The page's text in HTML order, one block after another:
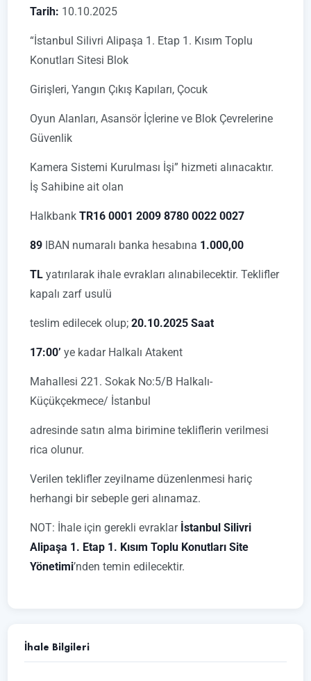
Tarih: 10.10.2025
“İstanbul Silivri Alipaşa 1. Etap 1. Kısım Toplu
Konutları Sitesi Blok
Girişleri, Yangın Çıkış Kapıları, Çocuk
Oyun Alanları, Asansör İçlerine ve Blok Çevrelerine
Güvenlik
Kamera Sistemi Kurulması İşi” hizmeti alınacaktır.
İş Sahibine ait olan
HalkbankTR16 0001 2009 8780 0022 0027
89 IBAN numaralı banka hesabına 1.000,00
TLyatırılarak ihale evrakları alınabilecektir. Teklifler
kapalı zarf usulü
teslim edilecek olup;20.10.2025 Saat
17:00’ye kadar Halkalı Atakent
Mahallesi 221. Sokak No:5/B Halkalı-
Küçükçekmece/ İstanbul
adresinde satın alma birimine tekliflerin verilmesi
rica olunur.
Verilen teklifler zeyilname düzenlenmesi hariç
herhangi bir sebeple geri alınamaz.
NOT: İhale için gerekli evraklar İstanbul Silivri
Alipaşa 1. Etap 1. Kısım Toplu Konutları Site
Yönetimi’nden temin edilecektir.
İhale Bilgileri